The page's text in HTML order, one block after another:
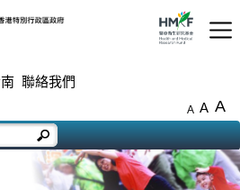
聯絡我們
A A A